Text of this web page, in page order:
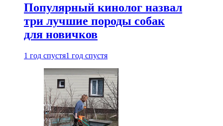
Популярный кинолог назвал
три лучшие породы собак
для новичков
1 год спустя1 год спустя